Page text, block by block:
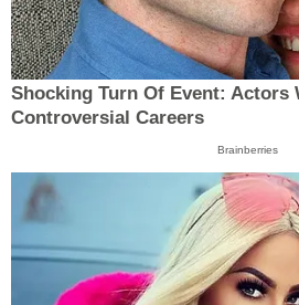
Shocking Turn Of Event: Actors
Controversial Careers
Brainberries